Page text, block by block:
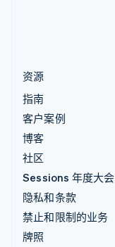
资源
指南
客户案例
博客
社区
Sessions 年度大会
隐私和条款
禁止和限制的业务
牌照